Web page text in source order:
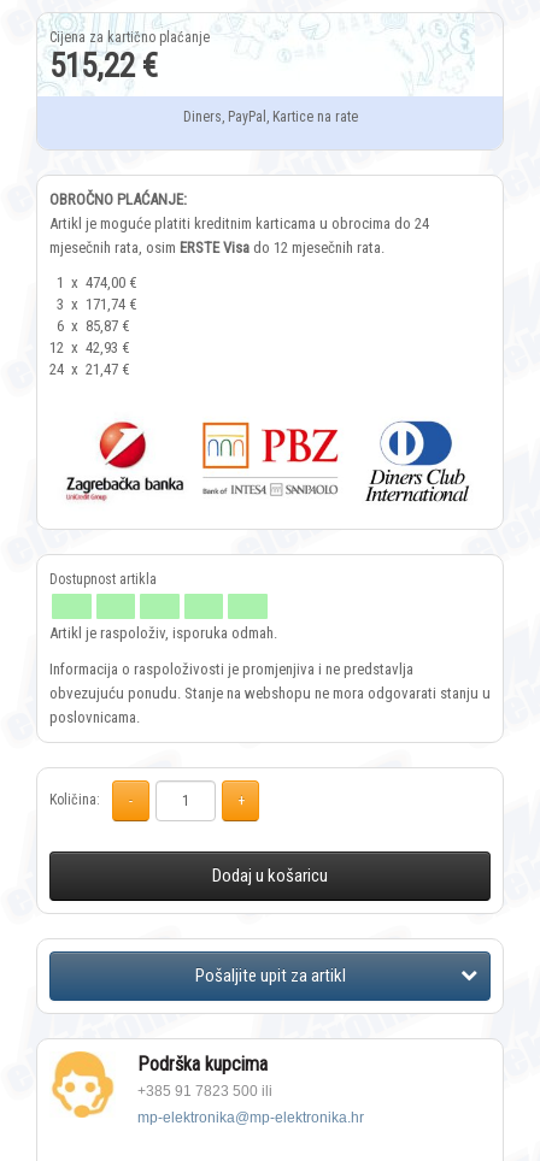
515,22 €
Diners, PayPal, Kartice na rate
OBROČNO PLAĆANJE:
Artikl je moguće platiti kreditnim karticama u obrocima do 24
mjesečnih rata, osim ERSTE Visa do 12 mjesečnih rata.
1 x 474,00 €
3 x 171,74 €
6 x 85,87 €
12 x 42,93 €
24 x 21,47 €
Artikl je raspoloživ, isporuka odmah.
Informacija o raspoloživosti je promjenjiva i ne predstavlja
obvezujuću ponudu. Stanje na webshopu ne mora odgovarati stanju u
poslovnicama.
Količina:
Dodaj u košaricu
Podrška kupcima
+385 91 7823 500 ili
mp-elektronika@mp-elektronika.hr